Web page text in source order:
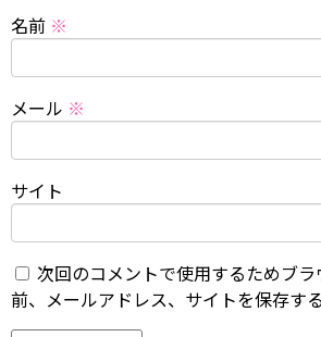
名前 ※
メール ※
サイト
次回のコメントで使用するためブ
前、メールアドレス、サイトを保存する